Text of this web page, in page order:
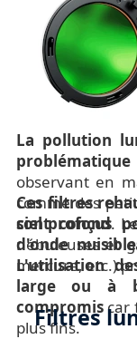
La pollution
problématique
observant en
comme des
sont conçus
d'onde
mercure, etc.)
Ces filtres
ciel profond.
nébuleuses et
L'utilisation
large ou à
compromiscar
plus fins.
Filtres